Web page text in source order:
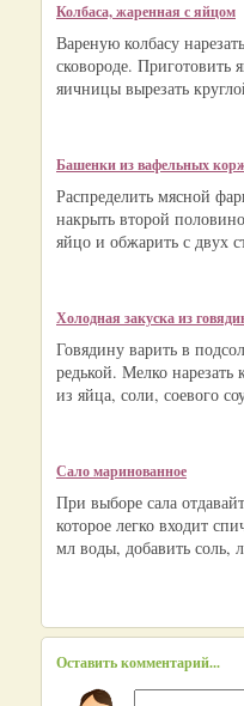
Колбаса, жаренная с яйцом
Вареную колбасу
сковороде. Приготовить
яичницы вырезать
Башенки из вафельных
Распределить мясной
накрыть второй
яйцо и обжарить с двух
Холодная закуска из
Говядину варить в
редькой. Мелко нарезать
из яйца, соли, соевого
Сало маринованное
При выборе сала
которое легко входит
мл воды, добавить соль,
Оставить комментарий...